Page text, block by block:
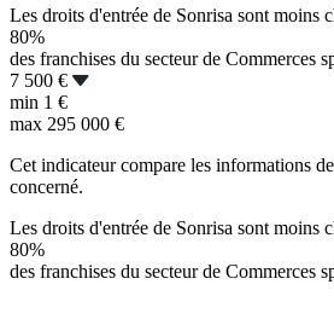
Les droits d'entrée de Sonrisa sont moins
80%
des franchises du secteur de Commerces
7 500 €
min 1 €
max 295 000 €
Cet indicateur compare les informations
concerné.
Les droits d'entrée de Sonrisa sont moins
80%
des franchises du secteur de Commerces